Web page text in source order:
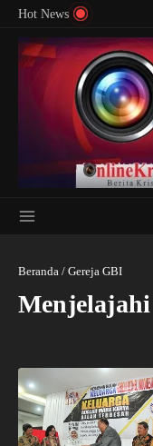
Lewati ke konten
Hot News
Beranda / Gereja GBI